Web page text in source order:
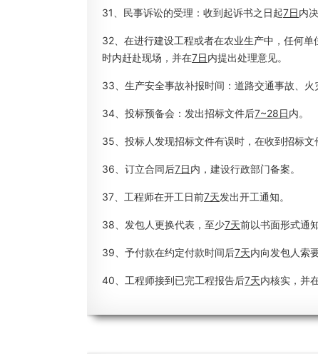
31、民事诉讼的受理：收到起诉书之日起7日内
32、在进行建设工程或者在农业生产中，任何
时内赶赴现场，并在7日内提出处理意见。
33、生产安全事故补报时间：道路交通事故、火
34、投标预备会：发出招标文件后7~28日内。
35、投标人发现招标文件有误时，在收到招标文
36、订立合同后7日内，建设行政部门备案。
37、工程师在开工日前7天发出开工通知。
38、发包人更换代表，至少7天前以书面形式通
39、予付款在约定付款时间后7天内向发包人索要
40、工程师接到已完工程报告后7天内核实，并